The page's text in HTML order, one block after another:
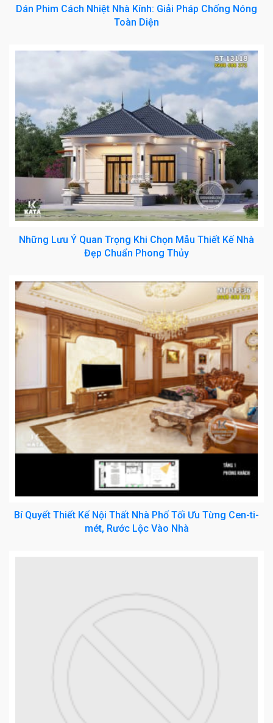
Dán Phim Cách Nhiệt Nhà Kính: Giải Pháp Chống Nóng
Toàn Diện
Những Lưu Ý Quan Trọng Khi Chọn Mẫu Thiết Kế Nhà
Đẹp Chuẩn Phong Thủy
Bí Quyết Thiết Kế Nội Thất Nhà Phố Tối Ưu Từng Cen-ti-
mét, Rước Lộc Vào Nhà